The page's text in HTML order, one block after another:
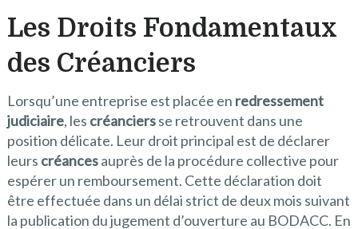
Les Droits Fondamentaux
des Créanciers
Lorsqu’une entreprise est placée en redressement
judiciaire, les créanciersse retrouvent dans une
position délicate. Leur droit principal est de déclarer
leurs créancesauprès de la procédure collective pour
espérer un remboursement. Cette déclaration doit
être effectuée dans un délai strict de deux mois suivant
la publication du jugement d’ouverture au BODACC. En